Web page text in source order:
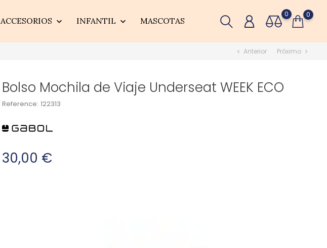
ACCESORIOS  INFANTIL  MASCOTAS
0 0
chevron_left Anterior Próximo chevron_right
Bolso Mochila de Viaje Underseat WEEK ECO
Reference: 122313
30,00 €